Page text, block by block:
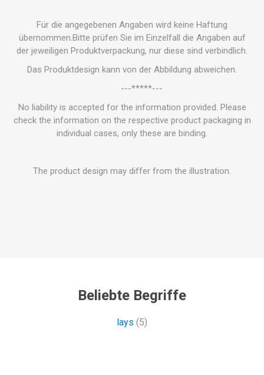
Für die angegebenen Angaben wird keine Haftung
übernommen.Bitte prüfen Sie im Einzelfall die Angaben auf
der jeweiligen Produktverpackung, nur diese sind verbindlich.
Das Produktdesign kann von der Abbildung abweichen.
---*****---
No liability is accepted for the information provided. Please
check the information on the respective product packaging in
individual cases, only these are binding.
The product design may differ from the illustration.
Beliebte Begriffe
lays (5)